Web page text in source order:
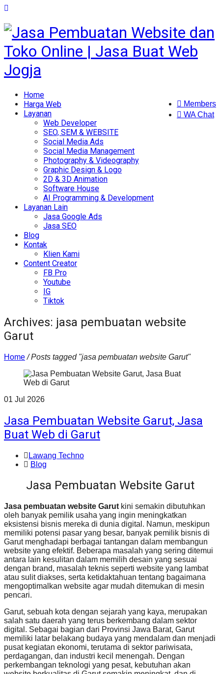
Members
WA Chat
Home
Harga Web
Layanan
Web Developer
SEO, SEM & WEBSITE
Social Media Ads
Social Media Management
Photography & Videography
Graphic Design & Logo
2D & 3D Animation
Software House
AI Programming & Development
Layanan Lain
Jasa Google Ads
Jasa SEO
Blog
Kontak
Klien Kami
Content Creator
FB Pro
Youtube
IG
Tiktok
Archives: jasa pembuatan website
Garut
Home / Posts tagged "jasa pembuatan website Garut"
01 Jul 2026
Jasa Pembuatan Website Garut, Jasa
Buat Web di Garut
Lawang Techno
Blog
Jasa Pembuatan Website Garut
Jasa pembuatan website Garut kini semakin dibutuhkan
oleh banyak pemilik usaha yang ingin meningkatkan
eksistensi bisnis mereka di dunia digital. Namun, meskipun
memiliki potensi pasar yang besar, banyak pemilik bisnis di
Garut menghadapi berbagai tantangan dalam membangun
website yang efektif. Beberapa masalah yang sering ditemui
antara lain kesulitan dalam memilih desain yang sesuai
dengan brand, masalah teknis seperti website yang lambat
atau sulit diakses, serta ketidaktahuan tentang bagaimana
mengoptimalkan website agar mudah ditemukan di mesin
pencari.
Garut, sebuah kota dengan sejarah yang kaya, merupakan
salah satu daerah yang terus berkembang dalam sektor
digital. Sebagai bagian dari Provinsi Jawa Barat, Garut
memiliki latar belakang budaya yang mendalam dan menjadi
pusat kegiatan ekonomi, terutama di sektor pariwisata,
perdagangan, dan industri kecil menengah. Dengan
perkembangan teknologi yang pesat, kebutuhan akan